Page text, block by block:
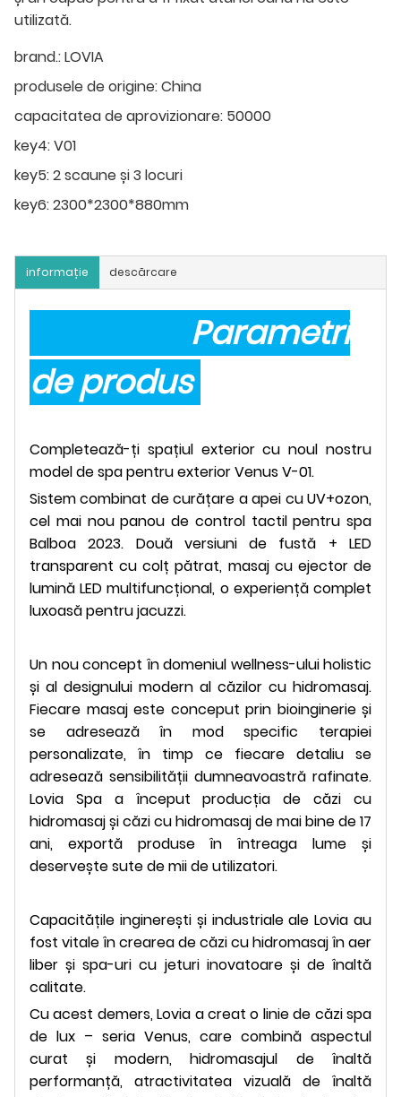
utilizată.
brand.:LOVIA
produsele de origine:China
capacitatea de aprovizionare: 50000
key4:V01
key5:2 scaune și 3 locuri
key6:2300*2300*880mm
informație descărcare
Parametri
de produs
Completează-ți spațiul exterior cu noul nostru
model de spa pentru exterior Venus V-01.
Sistem combinat de curățare a apei cu UV+ozon,
cel mai nou panou de control tactil pentru spa
Balboa 2023. Două versiuni de fustă + LED
transparent cu colț pătrat, masaj cu ejector de
lumină LED multifuncțional, o experiență complet
luxoasă pentru jacuzzi.
Un nou concept în domeniul wellness-ului holistic
și al designului modern al căzilor cu hidromasaj.
Fiecare masaj este conceput prin bioinginerie și
se adresează în mod specific terapiei
personalizate, în timp ce fiecare detaliu se
adresează sensibilității dumneavoastră rafinate.
Lovia Spa a început producția de căzi cu
hidromasaj și căzi cu hidromasaj de mai bine de 17
ani, exportă produse în întreaga lume și
deservește sute de mii de utilizatori.
Capacitățile inginerești și industriale ale Lovia au
fost vitale în crearea de căzi cu hidromasaj în aer
liber și spa-uri cu jeturi inovatoare și de înaltă
calitate.
Cu acest demers, Lovia a creat o linie de căzi spa
de lux – seria Venus, care combină aspectul
curat și modern, hidromasajul de înaltă
performanță, atractivitatea vizuală de înaltă